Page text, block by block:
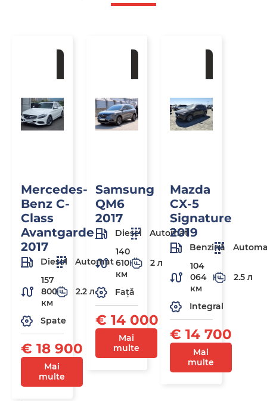
Mercedes-
Benz C-
Class
Avantgarde
2017
Diesel
Automat
157
800
км
2.2 л
Spate
€ 18 900
Mai
multe
Samsung
QM6
2017
Diesel
Automat
140
610
км
2 л
Față
€ 14 000
Mai
multe
Mazda
CX-5
Signature
2019
Benzină
104
064
км
2.5 л
Integral
€ 14 700
Mai
multe